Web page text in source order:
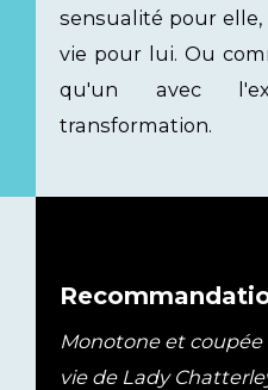
sensualité pour
vie pour lui. Ou
qu'un avec
transformation.
Monotone et
vie de Lady